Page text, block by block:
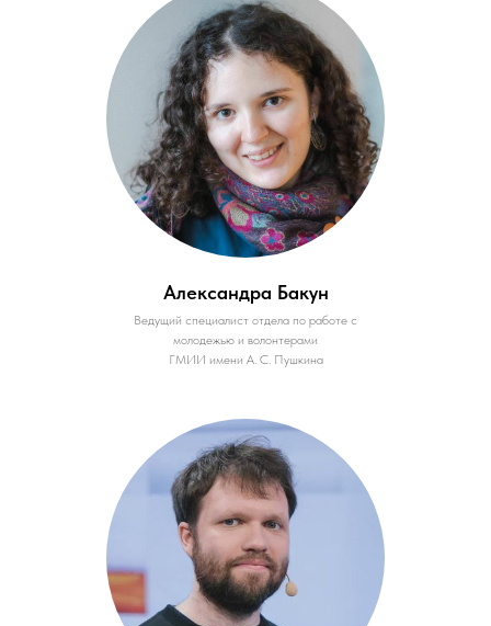
Александра Бакун
Ведущий специалист отдела по работе с
молодежью и волонтерами
ГМИИ имени А. С. Пушкина